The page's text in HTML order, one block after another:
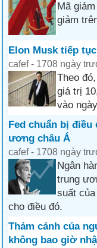
Mã
giảm
Elon Musk tiếp
cafef - 1708 ngày
Theo
giá trị
vào
Fed chuẩn bị
ương châu Á
cafef - 1708 ngày
Ngân
trung
suất
cho điều đó.
Thảm cảnh của
không bao giờ